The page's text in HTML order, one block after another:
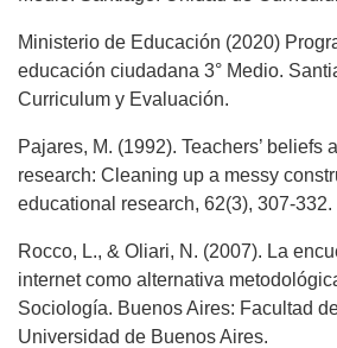
Ministerio de Educación (2020)
educación ciudadana 3° Medio.
Curriculum y Evaluación.
Pajares, M. (1992). Teachers’ beliefs
research: Cleaning up a messy
educational research, 62(3), 307-332.
Rocco, L., & Oliari, N. (2007). La
internet como alternativa
Sociología. Buenos Aires: Facultad
Universidad de Buenos Aires.